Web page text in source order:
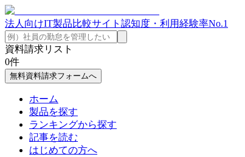
法人向けIT製品比較サイト 認知度・利用経験率No.1
資料請求リスト
0件
無料資料請求フォームへ
ホーム
製品を探す
ランキングから探す
記事を読む
はじめての方へ